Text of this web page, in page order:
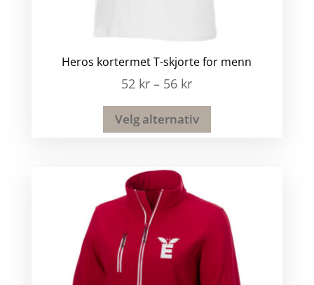
Heros kortermet T-skjorte for menn
52 kr – 56 kr
Velg alternativ